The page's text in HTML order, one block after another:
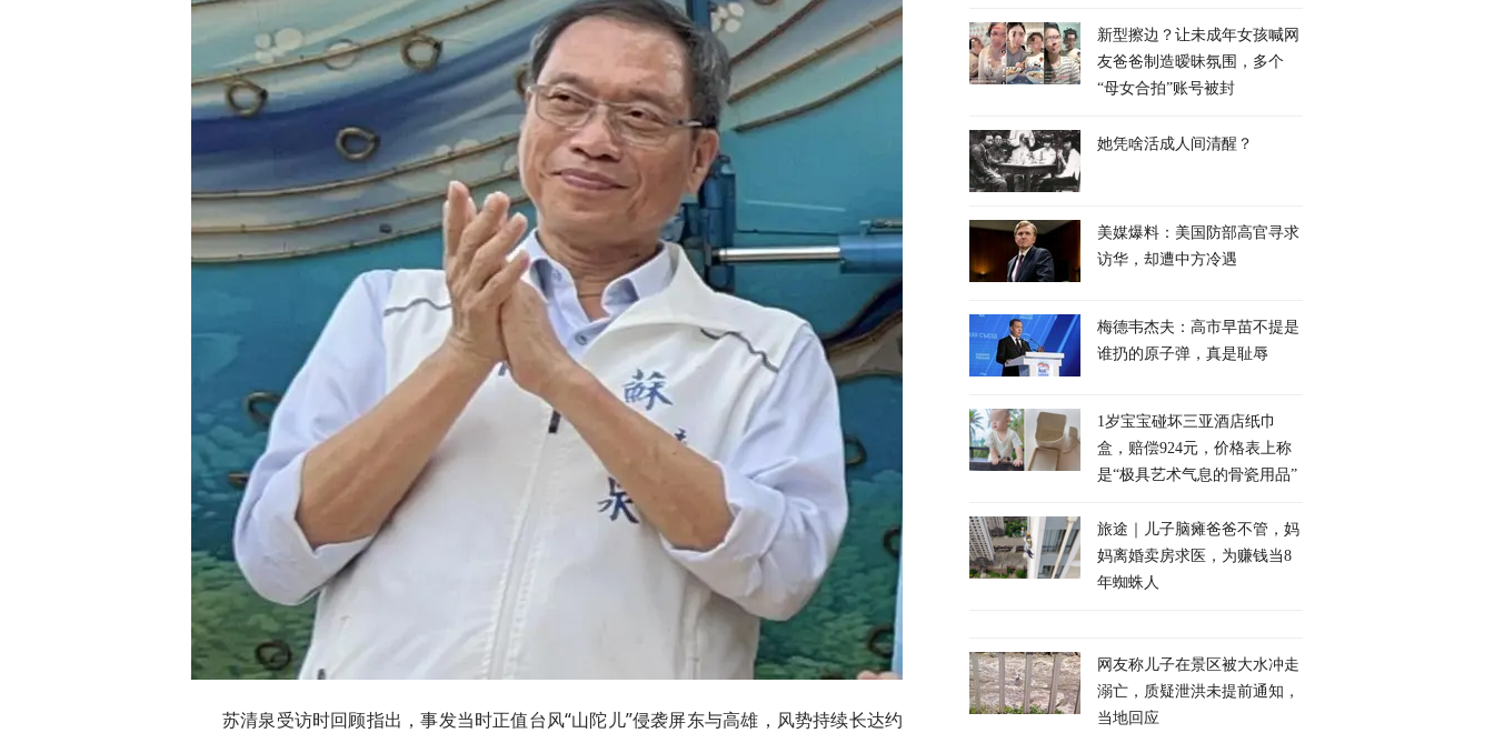
苏清泉受访时回顾指出，事发当时正值台风“山陀儿”侵袭屏东与高雄，风势持续长达约
新型擦边？让未成年女孩喊网
友爸爸制造暧昧氛围，多个
“母女合拍”账号被封
她凭啥活成人间清醒？
美媒爆料：美国防部高官寻求
访华，却遭中方冷遇
梅德韦杰夫：高市早苗不提是
谁扔的原子弹，真是耻辱
1岁宝宝碰坏三亚酒店纸巾
盒，赔偿924元，价格表上称
是“极具艺术气息的骨瓷用品”
旅途｜儿子脑瘫爸爸不管，妈
妈离婚卖房求医，为赚钱当8
年蜘蛛人
网友称儿子在景区被大水冲走
溺亡，质疑泄洪未提前通知，
当地回应